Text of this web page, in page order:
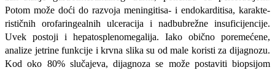
Potom može doći do razvoja meningitisa- i endokarditisa, karakte­
rističnih orofaringealnih ulceracija i nadbubrežne insuficijencije.
Uvek postoji i hepatosplenomegalija. Iako obično poremećene,
analize jetrine funkcije i krvna slika su od male koristi za dijagnozu.
Kod oko 80% slučajeva, dijagnoza se može postaviti biopsijom